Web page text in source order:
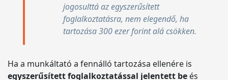
jogosulttá az egyszerűsített
foglalkoztatásra, nem elegendő, ha
tartozása 300 ezer forint alá csökken.
Ha a munkáltató a fennálló tartozása ellenére is
egyszerűsített foglalkoztatással jelentett be és